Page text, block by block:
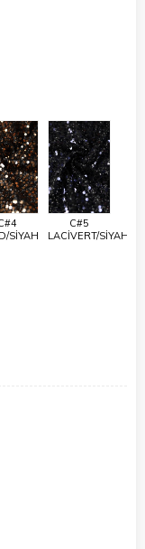
SİYAH
C#5
LACİVERT/SİYAH